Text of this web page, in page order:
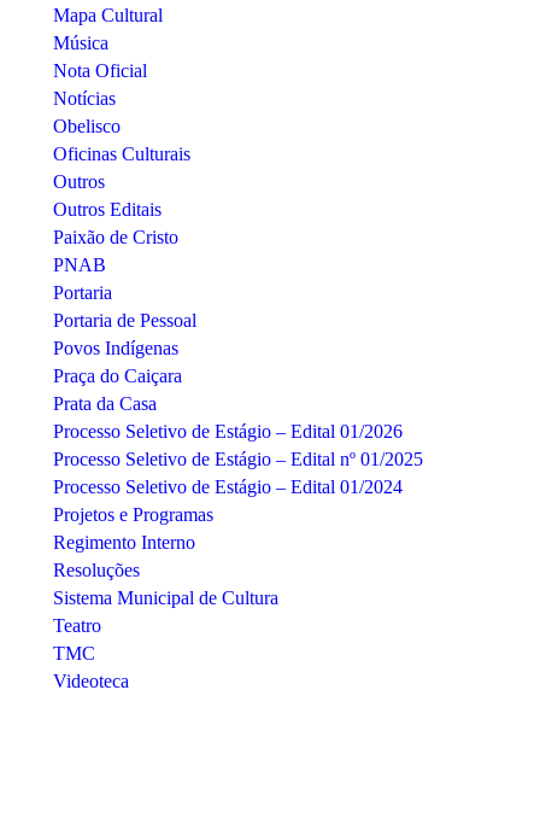
Mapa Cultural
Música
Nota Oficial
Notícias
Obelisco
Oficinas Culturais
Outros
Outros Editais
Paixão de Cristo
PNAB
Portaria
Portaria de Pessoal
Povos Indígenas
Praça do Caiçara
Prata da Casa
Processo Seletivo de Estágio – Edital 01/2026
Processo Seletivo de Estágio – Edital nº 01/2025
Processo Seletivo de Estágio – Edital 01/2024
Projetos e Programas
Regimento Interno
Resoluções
Sistema Municipal de Cultura
Teatro
TMC
Videoteca